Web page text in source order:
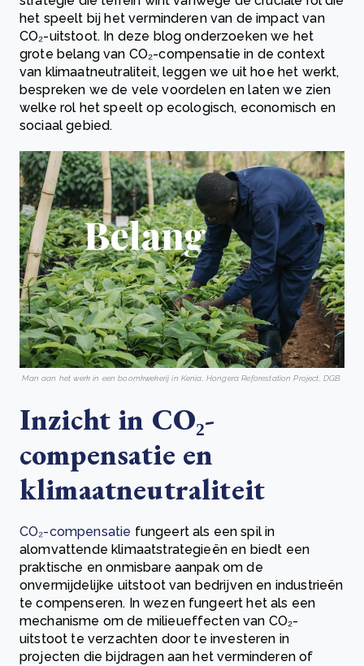
het speelt bij het verminderen van de impact van
CO₂-uitstoot. In deze blog onderzoeken we het
grote belang van CO₂-compensatie in de context
van klimaatneutraliteit, leggen we uit hoe het werkt,
bespreken we de vele voordelen en laten we zien
welke rol het speelt op ecologisch, economisch en
sociaal gebied.
Man aan het werk in een boomkwekerij in Kenia, Hongera Reforestation Project, DGB.
Inzicht in CO₂-
compensatie en
klimaatneutraliteit
CO₂-compensatie fungeert als een spil in
alomvattende klimaatstrategieën en biedt een
praktische en onmisbare aanpak om de
onvermijdelijke uitstoot van bedrijven en industrieën
te compenseren. In wezen fungeert het als een
mechanisme om de milieueffecten van CO₂-
uitstoot te verzachten door te investeren in
projecten die bijdragen aan het verminderen of